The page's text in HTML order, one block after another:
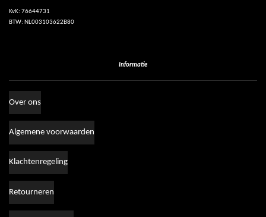
KvK: 76644731
BTW: NL003103622B80
Informatie
Over ons
Algemene voorwaarden
Klachtenregeling
Retourneren